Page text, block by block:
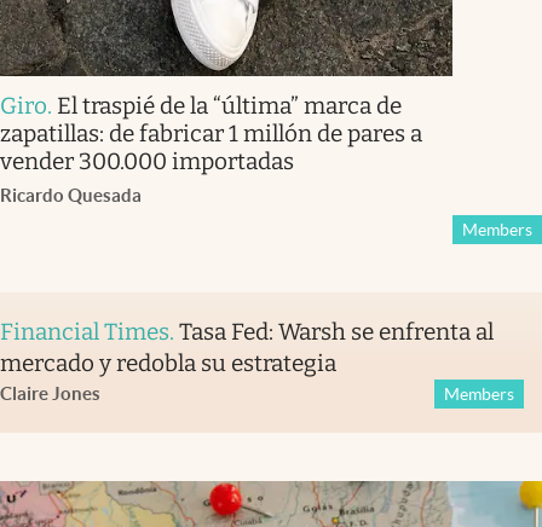
Giro. El traspié de la “última” marca de
zapatillas: de fabricar 1 millón de pares a
vender 300.000 importadas
Ricardo Quesada
Members
Financial Times. Tasa Fed: Warsh se enfrenta al
mercado y redobla su estrategia
Claire Jones Members